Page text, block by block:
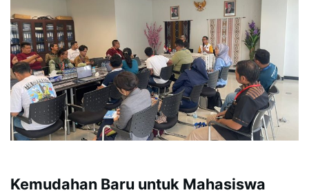
Kemudahan Baru untuk Mahasiswa